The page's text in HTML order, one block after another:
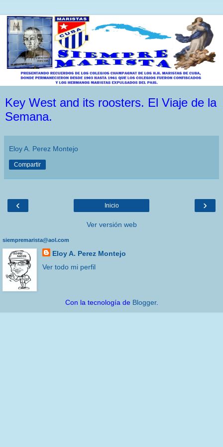
Key West and its roosters. El Viaje de la
Semana.
Eloy A. Perez Montejo
Compartir
‹ ›
Inicio
Ver versión web
siempremarista@aol.com
Eloy A. Perez Montejo
Ver todo mi perfil
Con la tecnología de Blogger.